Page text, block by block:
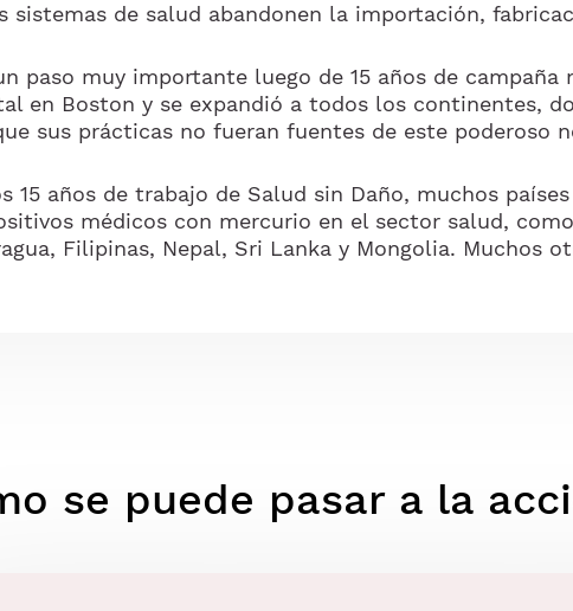
sistemas de salud abandonen la importación,
paso muy importante luego de 15 años de
en Boston y se expandió a todos los continentes,
sus prácticas no fueran fuentes de este poderoso
15 años de trabajo de Salud sin Daño, muchos
médicos con mercurio en el sector salud,
Filipinas, Nepal, Sri Lanka y Mongolia. Muchos
se puede pasar a la